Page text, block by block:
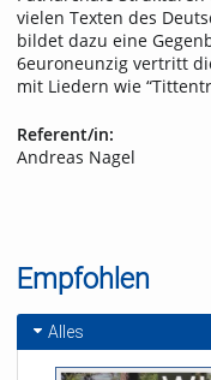
vielen Texten des
bildet dazu eine
6euroneunzig vertritt
mit Liedern wie
Referent/in:
Andreas Nagel
Empfohlen
Alles